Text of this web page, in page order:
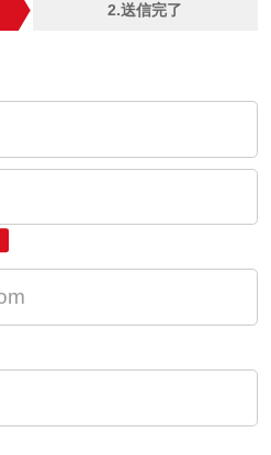
2.送信完了